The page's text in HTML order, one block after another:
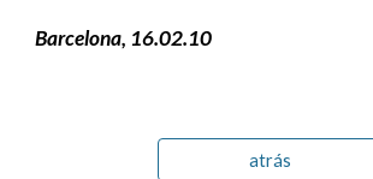
Barcelona, 16.02.10
atrás